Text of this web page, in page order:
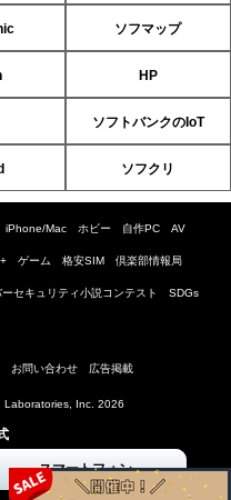
ソフマップ
HP
ソフトバンクのIoT
ソフクリ
iPhone/Mac ホビー 自作PC AV
ゲーム 格安SIM 倶楽部情報局
セキュリティ小説コンテスト SDGs
お問い合わせ 広告掲載
Laboratories, Inc. 2026
スマートフォン